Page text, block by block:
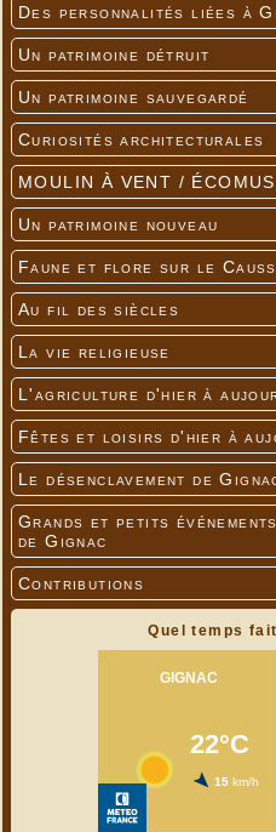
Des personnalités liées à
Un patrimoine détruit
Un patrimoine sauvegardé
Curiosités architecturales
MOULIN À VENT /
Un patrimoine nouveau
Faune et flore sur le
Au fil des siècles
La vie religieuse
L'agriculture d'hier à
Fêtes et loisirs d'hier à
Le désenclavement de
Grands et petits
de Gignac
Contributions
Quel temps